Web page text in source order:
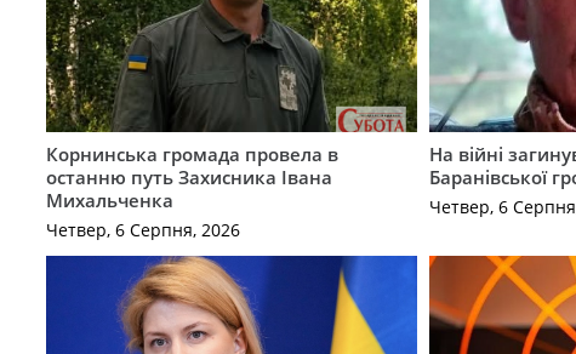
Корнинська громада провела в
останню путь Захисника Івана
Михальченка
Четвер, 6 Серпня, 2026
На війні
Баранівської
Четвер, 6